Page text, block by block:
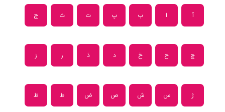
آ ا ب پ ت ث ج
چ ح خ د ذ ر ز
ژ س ش ص ض ط ظ